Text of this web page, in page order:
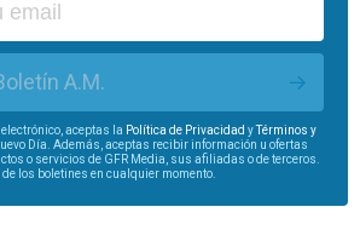
A.M.
aceptas la Política de Privacidad yTérminos y
Día. Además, aceptas recibir información u ofertas
o servicios de GFR Media, sus afiliadas o de terceros.
los boletines en cualquier momento.